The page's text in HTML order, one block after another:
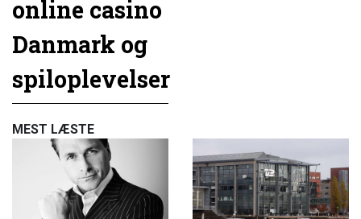
online casino
Danmark og
spiloplevelser
MEST LÆSTE